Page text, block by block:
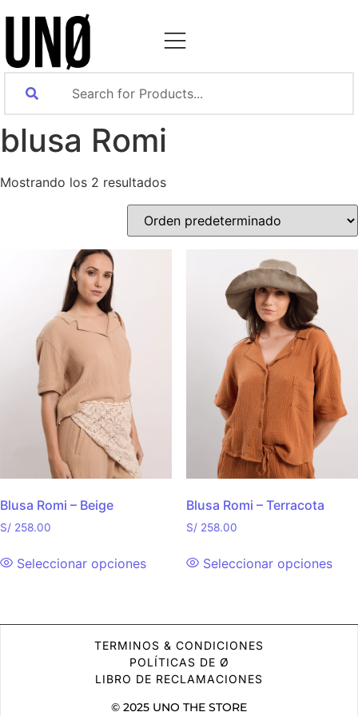
blusa Romi
Mostrando los 2 resultados
Blusa Romi – Beige
S/ 258.00
Seleccionar opciones
Blusa Romi – Terracota
S/258.00
Seleccionar opciones
© 2025 UNO THE STORE
TERMINOS & CONDICIONES
POLÍTICAS DE Ø
LIBRO DE RECLAMACIONES